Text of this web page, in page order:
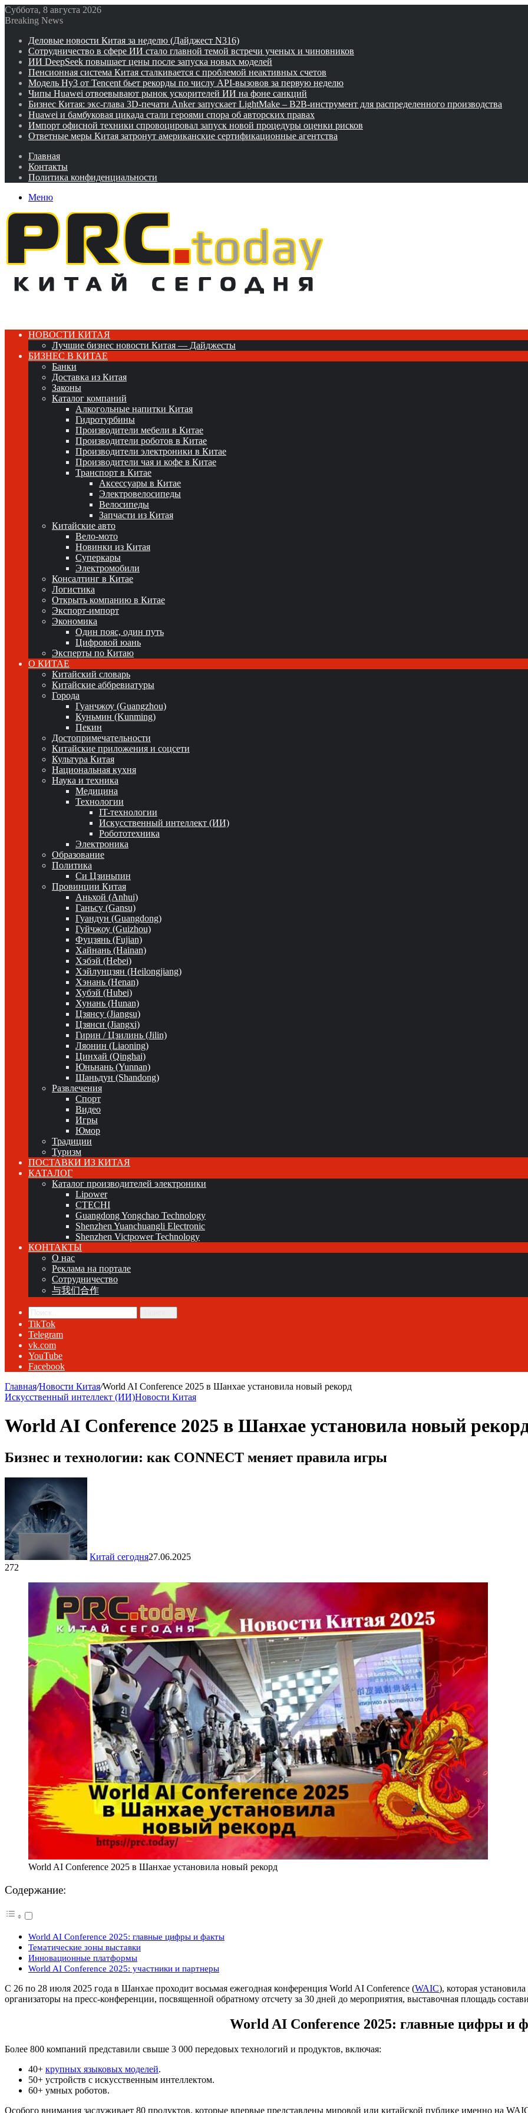
Суббота, 8 августа 2026
Breaking News
Деловые новости Китая за неделю (Дайджест N316)
Сотрудничество в сфере ИИ стало главной темой встречи ученых и чиновников
ИИ DeepSeek повышает цены после запуска новых моделей
Пенсионная система Китая сталкивается с проблемой неактивных счетов
Модель Hy3 от Tencent бьет рекорды по числу API-вызовов за первую неделю
Чипы Huawei отвоевывают рынок ускорителей ИИ на фоне санкций
Бизнес Китая: экс-глава 3D-печати Anker запускает LightMake – B2B-инструмент для распределенного производства
Huawei и бамбуковая цикада стали героями спора об авторских правах
Импорт офисной техники спровоцировал запуск новой процедуры оценки рисков
Ответные меры Китая затронут американские сертификационные агентства
Главная
Контакты
Политика конфиденциальности
Меню
НОВОСТИ КИТАЯ
Лучшие бизнес новости Китая — Дайджесты
БИЗНЕС В КИТАЕ
Банки
Доставка из Китая
Законы
Каталог компаний
Алкогольные напитки Китая
Гидротурбины
Производители мебели в Китае
Производители роботов в Китае
Производители электроники в Китае
Производители чая и кофе в Китае
Транспорт в Китае
Аксессуары в Китае
Электровелосипеды
Велосипеды
Запчасти из Китая
Китайские авто
Вело-мото
Новинки из Китая
Суперкары
Электромобили
Консалтинг в Китае
Логистика
Открыть компанию в Китае
Экспорт-импорт
Экономика
Один пояс, один путь
Цифровой юань
Эксперты по Китаю
О КИТАЕ
Китайский словарь
Китайские аббревиатуры
Города
Гуанчжоу (Guangzhou)
Куньмин (Kunming)
Пекин
Достопримечательности
Китайские приложения и соцсети
Культура Китая
Национальная кухня
Наука и техника
Медицина
Технологии
IT-технологии
Искусственный интеллект (ИИ)
Робототехника
Электроника
Образование
Политика
Си Цзиньпин
Провинции Китая
Аньхой (Anhui)
Ганьсу (Gansu)
Гуандун (Guangdong)
Гуйчжоу (Guizhou)
Фуцзянь (Fujian)
Хайнань (Hainan)
Хэбэй (Hebei)
Хэйлунцзян (Heilongjiang)
Хэнань (Henan)
Хубэй (Hubei)
Хунань (Hunan)
Цзянсу (Jiangsu)
Цзянси (Jiangxi)
Гирин / Цзилинь (Jilin)
Ляонин (Liaoning)
Цинхай (Qinghai)
Юньнань (Yunnan)
Шаньдун (Shandong)
Развлечения
Спорт
Видео
Игры
Юмор
Традиции
Туризм
ПОСТАВКИ ИЗ КИТАЯ
КАТАЛОГ
Каталог производителей электроники
Lipower
CTECHI
Guangdong Yongchao Technology
Shenzhen Yuanchuangli Electronic
Shenzhen Victpower Technology
КОНТАКТЫ
О нас
Реклама на портале
Сотрудничество
与我们合作
TikTok
Telegram
vk.com
YouTube
Facebook
Главная/Новости Китая/World AI Conference 2025 в Шанхае установила новый рекорд
Искусственный интеллект (ИИ)Новости Китая
World AI Conference 2025 в Шанхае установила новый
Бизнес и технологии: как CONNECT меняет правила игры
Китай сегодня27.06.2025
272
World AI Conference 2025 в Шанхае установила новый рекорд
Содержание:
World AI Conference 2025: главные цифры и факты
Тематические зоны выставки
Инновационные платформы
World AI Conference 2025: участники и партнеры
С 26 по 28 июля 2025 года в Шанхае проходит восьмая ежегодная конференция World AI Conference (WAIC), которая
организаторы на пресс-конференции, посвященной обратному отсчету за 30 дней до мероприятия, выставочная площадь
World AI Conference 2025: главные цифры и
Более 800 компаний представили свыше 3 000 передовых технологий и продуктов, включая:
40+ крупных языковых моделей.
50+ устройств с искусственным интеллектом.
60+ умных роботов.
Особого внимания заслуживает 80 продуктов, которые впервые представлены мировой или китайской публике именно на